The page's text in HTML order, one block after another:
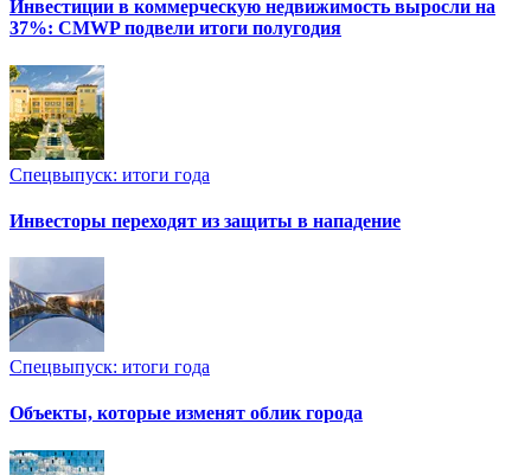
Инвестиции в коммерческую недвижимость выросли на
37%: CMWP подвели итоги полугодия
Спецвыпуск: итоги года
Инвесторы переходят из защиты в нападение
Спецвыпуск: итоги года
Объекты, которые изменят облик города